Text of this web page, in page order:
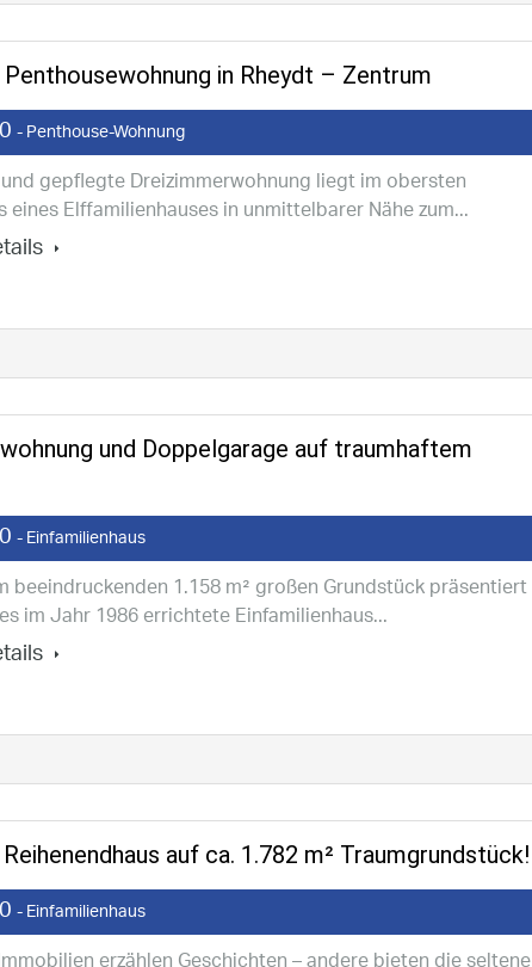
in Rheydt – Zentrum
- Penthouse-Wohnung
und gepflegte Dreizimmerwohnung liegt im obersten
eines Elffamilienhauses in unmittelbarer Nähe zum...
und Doppelgarage auf traumhaftem
- Einfamilienhaus
beeindruckenden 1.158 m² großen Grundstück präsentiert
im Jahr 1986 errichtete Einfamilienhaus...
auf ca. 1.782 m² Traumgrundstück!
- Einfamilienhaus
erzählen Geschichten – andere bieten die seltene